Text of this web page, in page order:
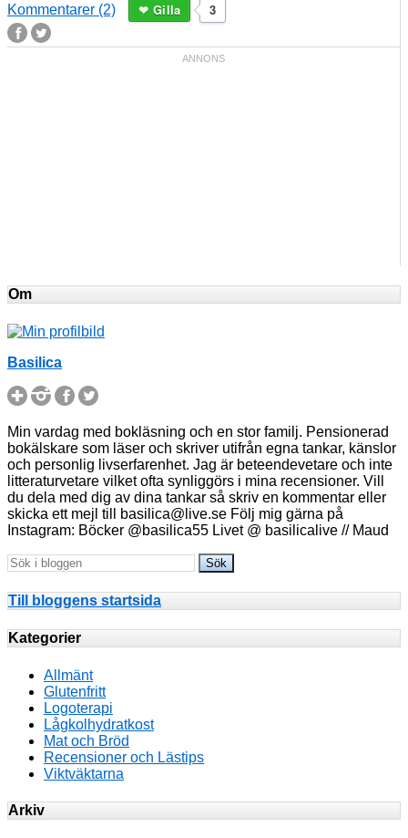
Kommentarer (2) 3
Gilla
Om
Basilica
Min vardag med bokläsning och en stor familj. Pensionerad
bokälskare som läser och skriver utifrån egna tankar, känslor
och personlig livserfarenhet. Jag är beteendevetare och inte
litteraturvetare vilket ofta synliggörs i mina recensioner. Vill
du dela med dig av dina tankar så skriv en kommentar eller
skicka ett mejl till basilica@live.se Följ mig gärna på
Instagram: Böcker @basilica55 Livet @ basilicalive // Maud
Till bloggens startsida
Kategorier
Allmänt
Glutenfritt
Logoterapi
Lågkolhydratkost
Mat och Bröd
Recensioner och Lästips
Viktväktarna
Arkiv